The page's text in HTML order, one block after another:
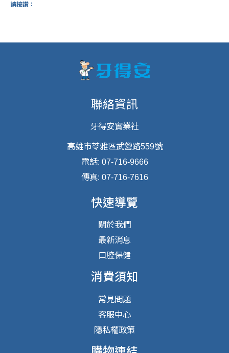
請按讚：
聯絡資訊
牙得安實業社
高雄市苓雅區武營路559號
電話: 07-716-9666
傳真: 07-716-7616
快速導覽
關於我們
最新消息
口腔保健
消費須知
常見問題
客服中心
隱私權政策